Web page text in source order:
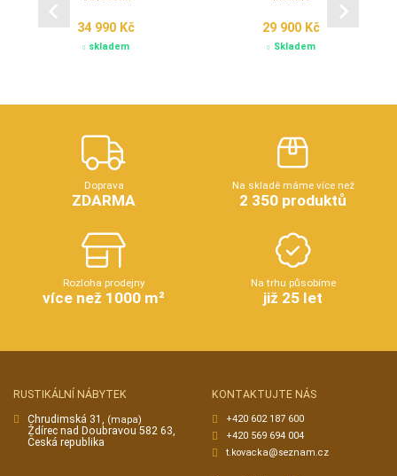
34 990 Kč
skladem
29 900 Kč
Skladem
Doprava
ZDARMA
Na skladě máme více než
2 350 produktů
Rozloha prodejny
více než 1000 m²
Na trhu působíme
již 25 let
RUSTIKÁLNÍ NÁBYTEK
Chrudimská 31,
(mapa)
Ždírec nad Doubravou 582 63,
Česká republika
KONTAKTUJTE NÁS
+420 602 187 600
+420 569 694 004
t.kovacka@seznam.cz